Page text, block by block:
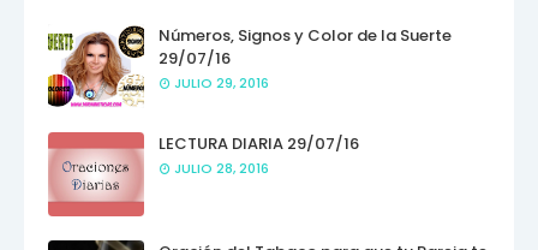
Números, Signos y Color de la Suerte
29/07/16
JULIO 29, 2016
LECTURA DIARIA 29/07/16
JULIO 28, 2016